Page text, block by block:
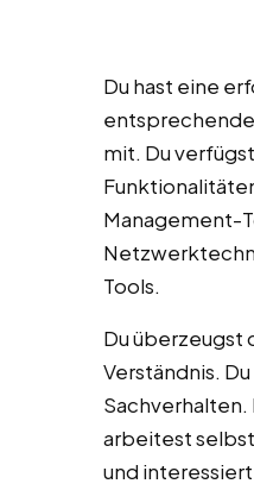
Du hast eine
mit. Du
Management-
Tools.
Du überzeugst
Verständnis.
Sachverhalten.
arbeitest
und